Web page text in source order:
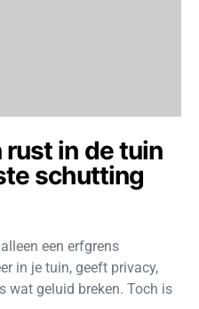
in de tuin
schutting
een erfgrens
in je tuin, geeft privacy,
wat geluid breken. Toch is